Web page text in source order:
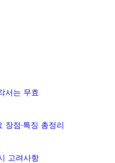
서는 무효
장점·특징 총정리
고려사항